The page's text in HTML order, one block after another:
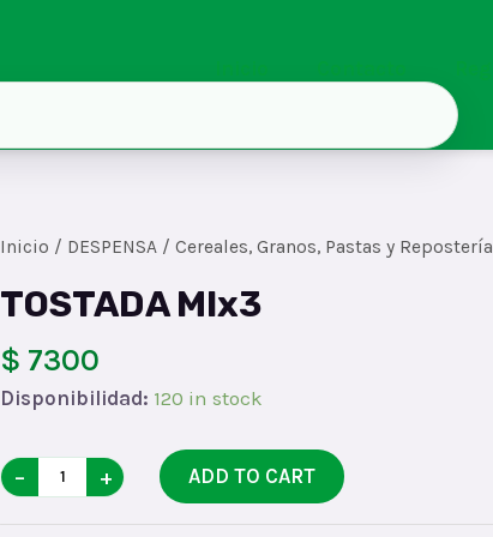
Inicio / DESPENSA / Cereales, Granos, Pastas y Repostería
TOSTADA MIx3
$ 7300
Disponibilidad: 120 in stock
TOSTADA
MIx3
− + ADD TO CART